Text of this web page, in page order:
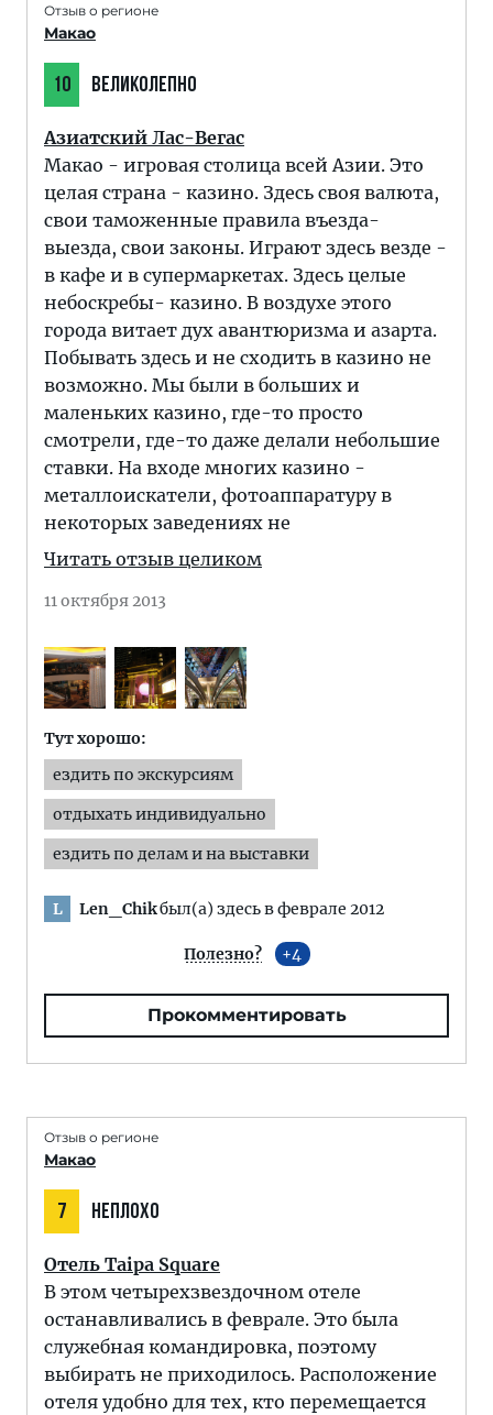
Отзыв о регионе
Макао
10 ВЕЛИКОЛЕПНО
Азиатский Лас-Вегас
Макао - игровая столица всей Азии. Это
целая страна - казино. Здесь своя валюта,
свои таможенные правила въезда-
выезда, свои законы. Играют здесь везде -
в кафе и в супермаркетах. Здесь целые
небоскребы- казино. В воздухе этого
города витает дух авантюризма и азарта.
Побывать здесь и не сходить в казино не
возможно. Мы были в больших и
маленьких казино, где-то просто
смотрели, где-то даже делали небольшие
ставки. На входе многих казино -
металлоискатели, фотоаппаратуру в
некоторых заведениях не
Читать отзыв целиком
11 октября 2013
Тут хорошо:
ездить по экскурсиям
отдыхать индивидуально
ездить по делам и на выставки
L Len_Chikбыл(а) здесь в феврале 2012
Полезно? 4
Прокомментировать
Отзыв о регионе
Макао
7 НЕПЛОХО
Отель Taipa Square
В этом четырехзвездочном отеле
останавливались в феврале. Это была
служебная командировка, поэтому
выбирать не приходилось. Расположение
отеля удобно для тех, кто перемещается